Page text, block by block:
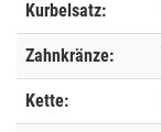
Kurbelsatz:
Zahnkränze:
Kette: